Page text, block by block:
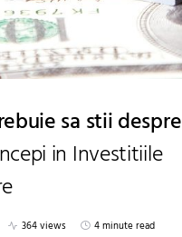
sa stii despre
in Investitiile
364 views 4 minute read